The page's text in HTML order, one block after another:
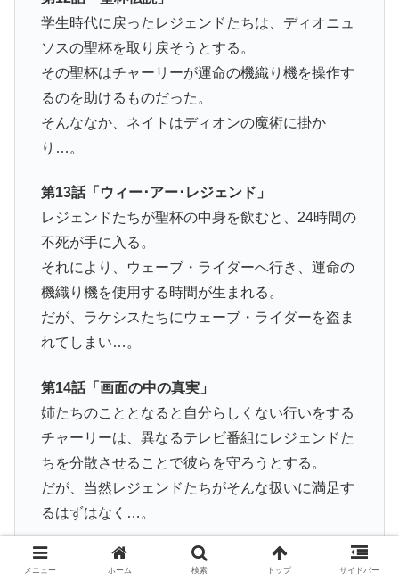
学生時代に戻ったレジェンドたちは、ディオニュ
ソスの聖杯を取り戻そうとする。
その聖杯はチャーリーが運命の機織り機を操作す
るのを助けるものだった。
そんななか、ネイトはディオンの魔術に掛か
り…。
第13話「ウィー･アー･レジェンド」
レジェンドたちが聖杯の中身を飲むと、24時間の
不死が手に入る。
それにより、ウェーブ・ライダーへ行き、運命の
機織り機を使用する時間が生まれる。
だが、ラケシスたちにウェーブ・ライダーを盗ま
れてしまい…。
第14話「画面の中の真実」
姉たちのこととなると自分らしくない行いをする
チャーリーは、異なるテレビ番組にレジェンドた
ちを分散させることで彼らを守ろうとする。
だが、当然レジェンドたちがそんな扱いに満足す
るはずはなく…。
第15話(最終回)「運命の歯車」
メニュー ホーム 検索 トップ サイドバー